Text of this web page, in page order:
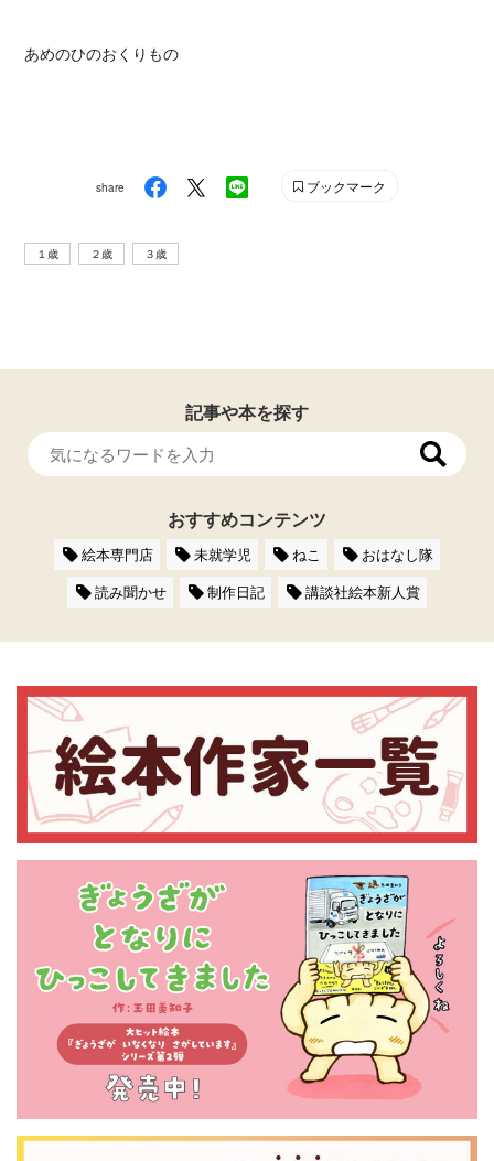
あめのひのおくりもの
share ブックマーク
１歳 ２歳 ３歳
記事や本を探す
おすすめコンテンツ
絵本専門店 未就学児 ねこ
おはなし隊
読み聞かせ
制作日記 講談社絵本新人賞